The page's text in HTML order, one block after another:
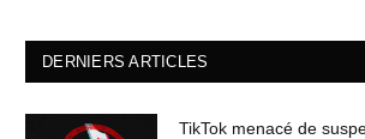
DERNIERS ARTICLES
TikTok menacé de